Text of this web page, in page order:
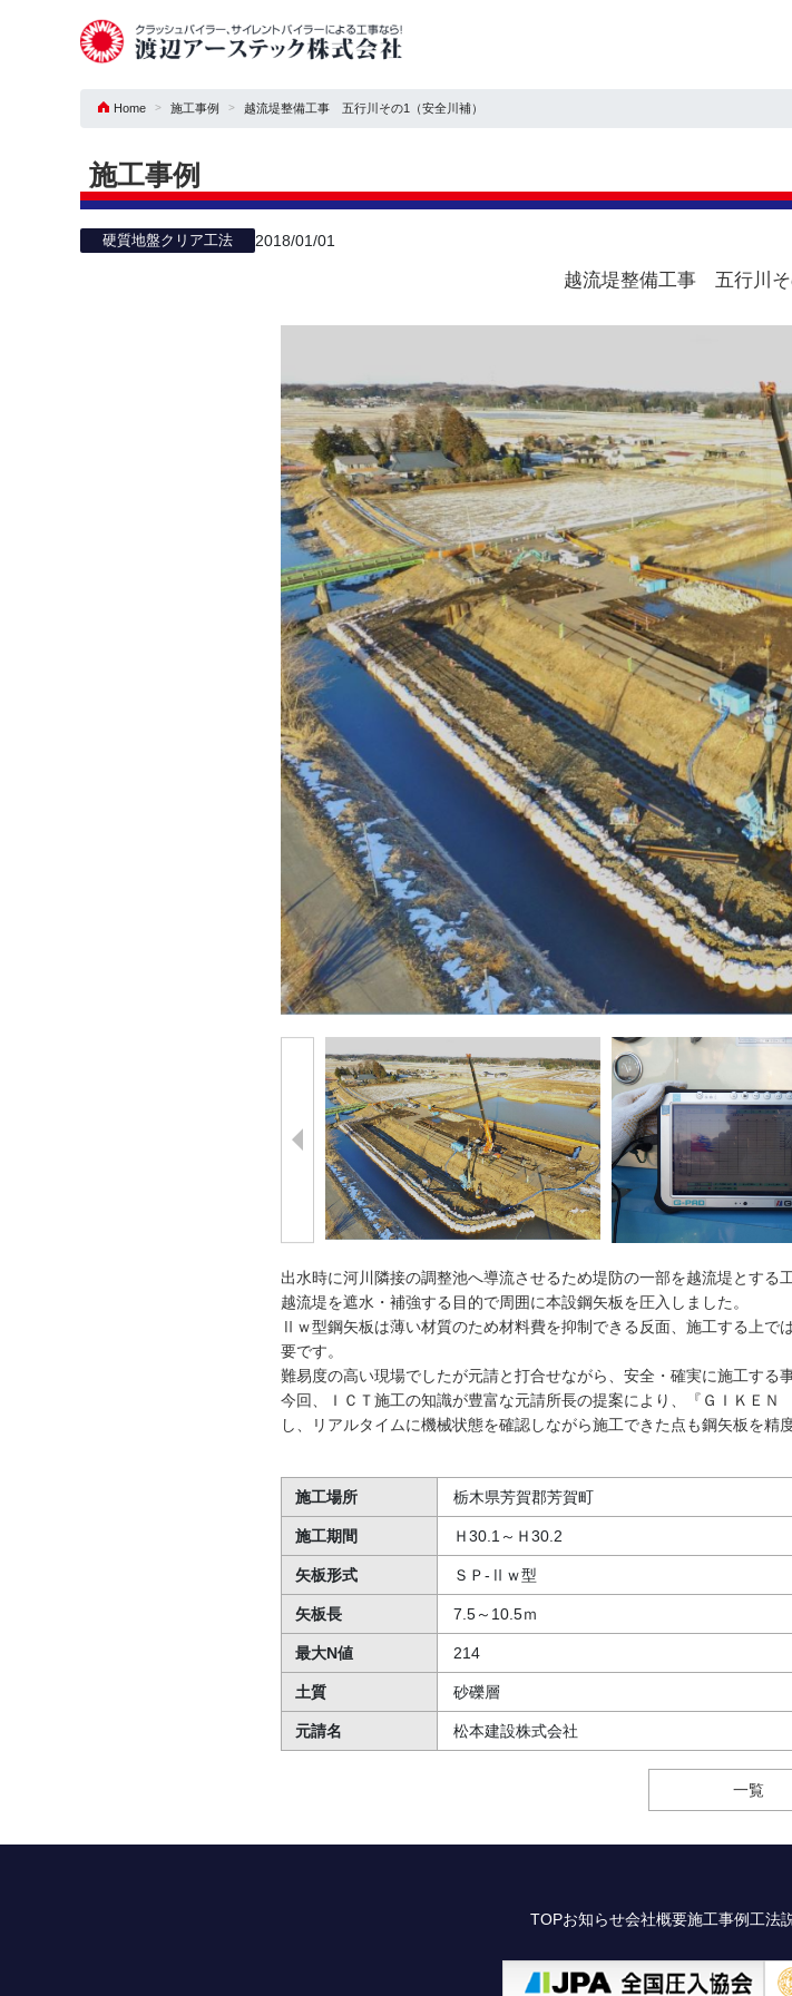
Home 施工事例 越流堤整備工事 五行川その1（安全川補）
施工事例
硬質地盤クリア工法 2018/01/01
越流堤整備工事 五行川そ
出水時に河川隣接の調整池へ導流させるため堤防の一部を越流堤とする工
越流堤を遮水・補強する目的で周囲に本設鋼矢板を圧入しました。
Ⅱｗ型鋼矢板は薄い材質のため材料費を抑制できる反面、施工する上で
要です。
難易度の高い現場でしたが元請と打合せながら、安全・確実に施工する
今回、ＩＣＴ施工の知識が豊富な元請所長の提案により、『ＧＩＫＥ
し、リアルタイムに機械状態を確認しながら施工できた点も鋼矢板を精
施工場所 栃木県芳賀郡芳賀町
施工期間 Ｈ30.1～Ｈ30.2
矢板形式 ＳＰ-Ⅱｗ型
矢板長 7.5～10.5ｍ
最大N値 214
土質 砂礫層
元請名 松本建設株式会社
一覧
TOPお知らせ会社概要施工事例工法